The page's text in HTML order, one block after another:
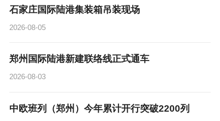
石家庄国际陆港集装箱吊装现场
2026-08-05
郑州国际陆港新建联络线正式通车
2026-08-03
中欧班列（郑州）今年累计开行突破2200列